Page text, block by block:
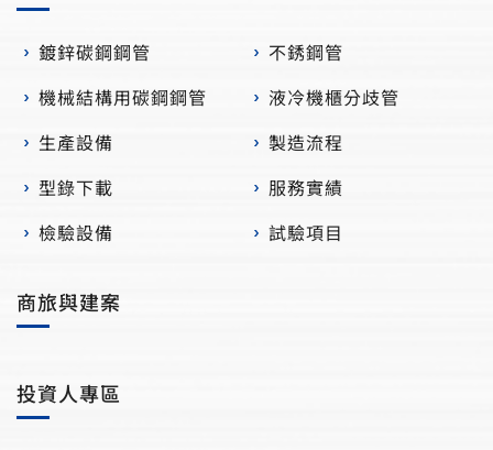
鍍鋅碳鋼鋼管 不銹鋼管
機械結構用碳鋼鋼管 液冷機櫃分歧管
生產設備 製造流程
型錄下載 服務實績
檢驗設備 試驗項目
商旅與建案
投資人專區